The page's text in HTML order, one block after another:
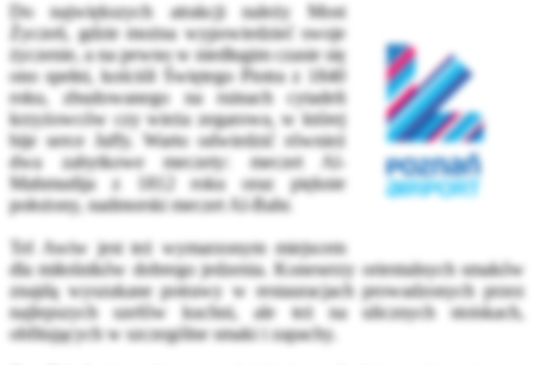
Do największych atrakcji należy Most
Życzeń, gdzie można wypowiedzieć swoje
życzenie, a na pewno w niedługim czasie się
ono spełni, kościół Świętego Piotra z 1840
roku, zbudowanego na ruinach cytadeli
krzyżowców czy wieża zegarowa, w której
bije serce Jaffy. Warto odwiedzić również
dwa zabytkowe meczety: meczet Al-
Mahmudija z 1812 roku oraz pięknie
położony, nadmorski meczet Al-Bahr.
Tel Awiw jest też wymarzonym miejscem
dla miłośników dobrego jedzenia. Koneserzy orientalnych smaków
znajdą wyszukane potrawy w restauracjach prowadzonych przez
najlepszych szefów kuchni, ale też na ulicznych stoiskach,
obfitujących w szczególne smaki i zapachy.